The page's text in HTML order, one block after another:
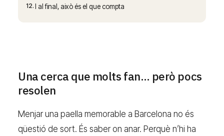
12. I al final, això és el que compta
Una cerca que molts fan… però pocs
resolen
Menjar una paella memorable a Barcelona no és
qüestió de sort. És saber on anar. Perquè n’hi ha